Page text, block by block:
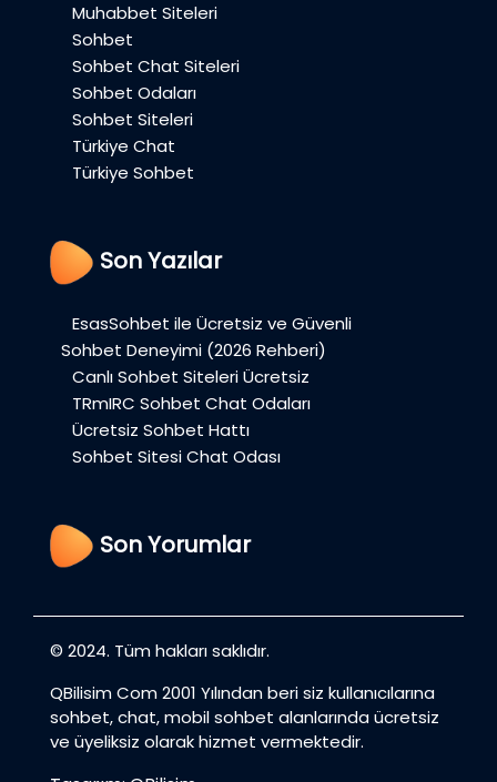
Muhabbet Siteleri
Sohbet
Sohbet Chat Siteleri
Sohbet Odaları
Sohbet Siteleri
Türkiye Chat
Türkiye Sohbet
Son Yazılar
EsasSohbet ile Ücretsiz ve Güvenli
Sohbet Deneyimi (2026 Rehberi)
Canlı Sohbet Siteleri Ücretsiz
TRmIRC Sohbet Chat Odaları
Ücretsiz Sohbet Hattı
Sohbet Sitesi Chat Odası
Son Yorumlar
© 2024. Tüm hakları saklıdır.
QBilisim Com 2001 Yılından beri siz kullanıcılarına
sohbet, chat, mobil sohbet alanlarında ücretsiz
ve üyeliksiz olarak hizmet vermektedir.